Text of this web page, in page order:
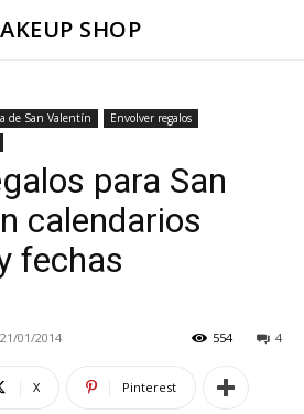
SHOP
de San Valentín
Envolver regalos
para San
calendarios
fechas
21/01/2014 4
554
X Pinterest